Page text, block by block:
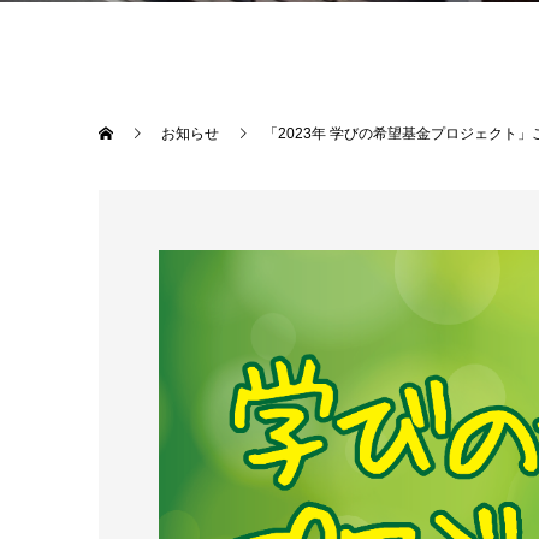
お知らせ 「2023年 学びの希望基金プロジェクト」